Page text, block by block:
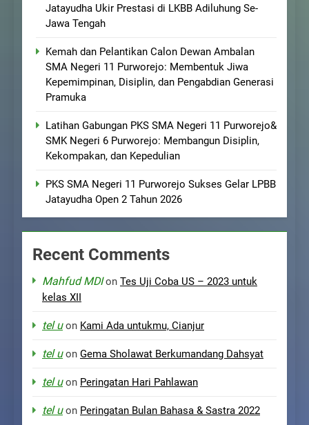
Jatayudha Ukir Prestasi di LKBB Adiluhung Se-
Jawa Tengah
Kemah dan Pelantikan Calon Dewan Ambalan
SMA Negeri 11 Purworejo: Membentuk Jiwa
Kepemimpinan, Disiplin, dan Pengabdian Generasi
Pramuka
Latihan Gabungan PKS SMA Negeri 11 Purworejo&
SMK Negeri 6 Purworejo: Membangun Disiplin,
Kekompakan, dan Kepedulian
PKS SMA Negeri 11 Purworejo Sukses Gelar LPBB
Jatayudha Open 2 Tahun 2026
Recent Comments
Mahfud MDIon Tes Uji Coba US – 2023 untuk
kelas XII
tel uon Kami Ada untukmu, Cianjur
tel uon Gema Sholawat Berkumandang Dahsyat
tel uon Peringatan Hari Pahlawan
tel uon Peringatan Bulan Bahasa & Sastra 2022